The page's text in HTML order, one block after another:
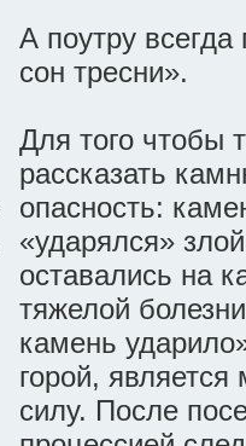
А поутру
сон тресни».
Для того чтобы
рассказать
опасность:
«ударялся»
оставались на
тяжелой
камень
горой,
силу. После